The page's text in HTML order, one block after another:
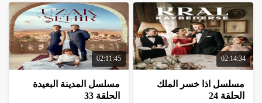
02:14:34
مسلسل اذا خسر الملك
الحلقة 24
02:11:45
مسلسل المدينة البعيدة
الحلقة 33